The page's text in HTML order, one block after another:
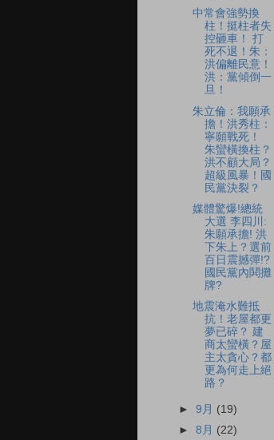
中常會強勢換
柱！挺柱者失
控砸車！ 打
死不退！朱：
洪偏離民意！
洪：黨傾倒一
旦！
朱立倫：我願承
擔！洪秀柱：
寧願戰死！
朱蠻橫換柱？
洪不顧大局？
超級風暴！國
民黨決裂？
媒體驚爆!總統
大選 李四川:
朱願承擔! 洪
下朱上？選前
百日震撼彈!?
國民黨內鬨攤
牌?
地震淹水難抵
抗！老屋都更
夢已碎？ 建
商太蠻橫？屋
主太貪心？都
更為何走上絕
路？
►9月 (19)
►8月 (22)